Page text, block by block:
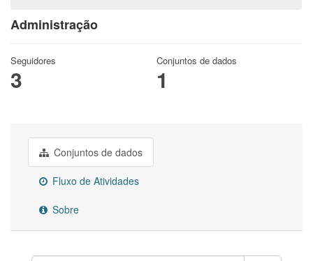
Administração
Seguidores
3
Conjuntos de dados
1
Conjuntos de dados
Fluxo de Atividades
Sobre